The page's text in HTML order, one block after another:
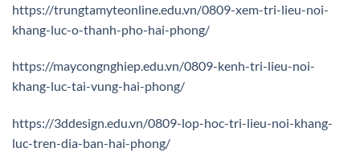
https://trungtamyteonline.edu.vn/0809-xem-tri-lieu-noi-
khang-luc-o-thanh-pho-hai-phong/
https://maycongnghiep.edu.vn/0809-kenh-tri-lieu-noi-
khang-luc-tai-vung-hai-phong/
https://3ddesign.edu.vn/0809-lop-hoc-tri-lieu-noi-khang-
luc-tren-dia-ban-hai-phong/